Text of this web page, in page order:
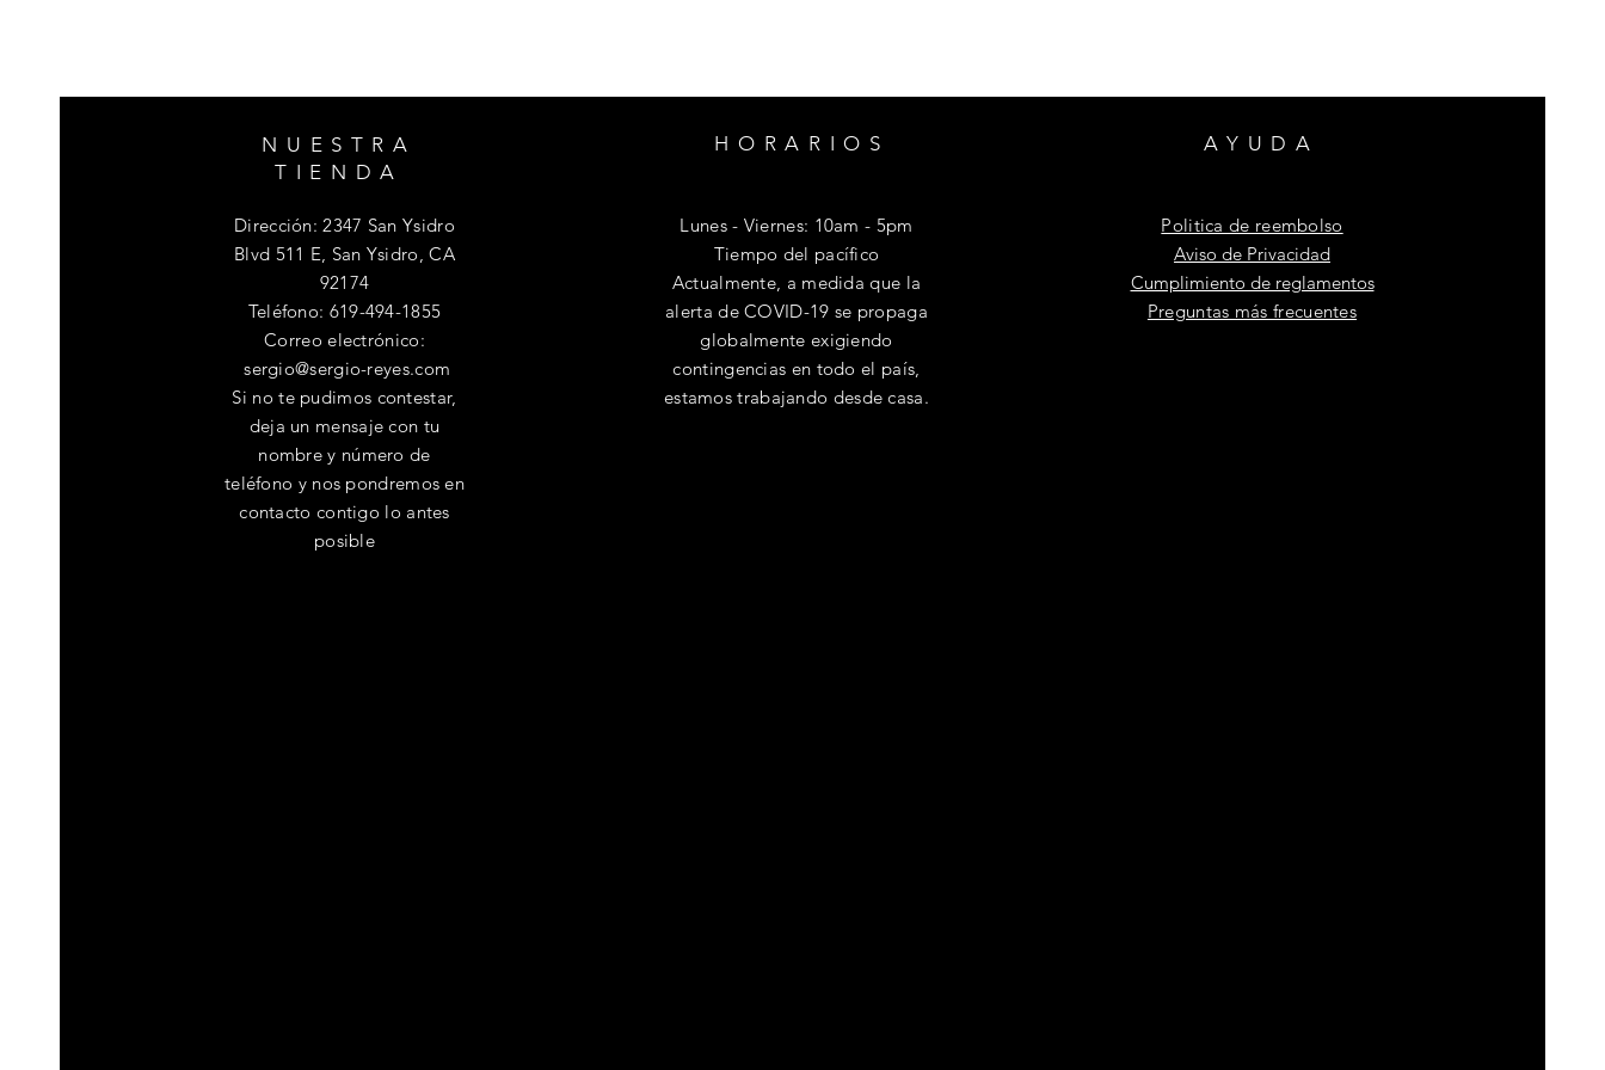
NUESTRA
TIENDA
Dirección: 2347 San Ysidro
Blvd 511 E, San Ysidro, CA
92174
Teléfono: 619-494-1855
Correo electrónico:
sergio@sergio-reyes.com
Si no te pudimos contestar,
deja un mensaje con tu
nombre y número de
teléfono y nos pondremos en
contacto contigo lo antes
posible
HORARIOS
Lunes - Viernes: 10am - 5pm
​Tiempo del pacífico
Actualmente, a medida que la
alerta de COVID-19 se propaga
globalmente exigiendo
contingencias en todo el país,
estamos trabajando desde casa.
AYUDA
Politica de reembolso
Aviso de Privacidad
Cumplimiento de reglamentos
Preguntas más frecuentes